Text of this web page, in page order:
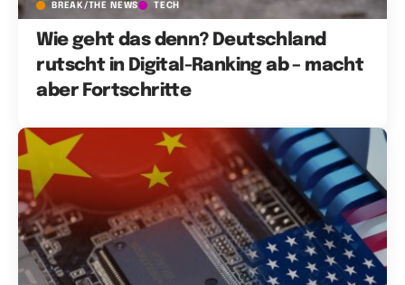
BREAK/THE NEWS TECH
Wie geht das denn? Deutschland
rutscht in Digital-Ranking ab – macht
aber Fortschritte